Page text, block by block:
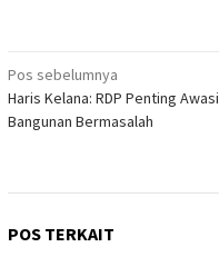
Navigasi
pos
Pos sebelumnya
Haris Kelana: RDP Penting Awasi
Bangunan Bermasalah
POS TERKAIT